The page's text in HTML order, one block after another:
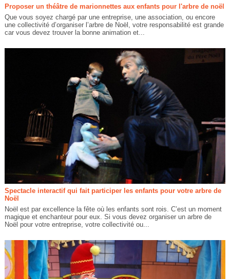
Proposer un théâtre de marionnettes aux enfants pour l'arbre de noël
Que vous soyez chargé par une entreprise, une association, ou encore
une collectivité d’organiser l’arbre de Noël, votre responsabilité est grande
car vous devez trouver la bonne animation et...
Spectacle interactif qui fait participer les enfants pour votre arbre de
Noël
Noël est par excellence la fête où les enfants sont rois. C’est un moment
magique et enchanteur pour eux. Si vous devez organiser un arbre de
Noël pour votre entreprise, votre collectivité ou...